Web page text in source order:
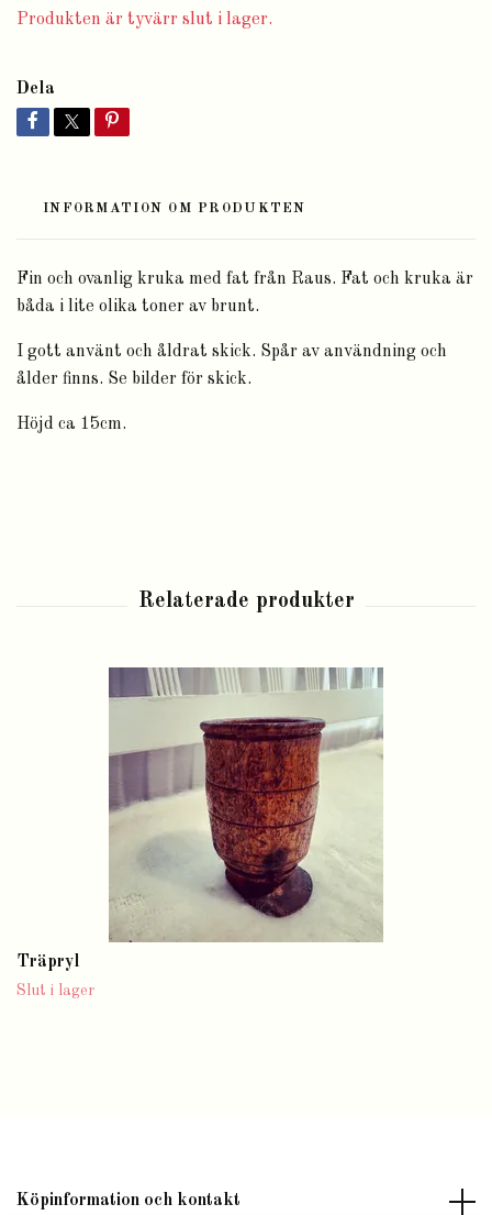
Produkten är tyvärr slut i lager.
Dela
INFORMATION OM PRODUKTEN
Fin och ovanlig kruka med fat från Raus. Fat och kruka är
båda i lite olika toner av brunt.
I gott använt och åldrat skick. Spår av användning och
ålder finns. Se bilder för skick.
Höjd ca 15cm.
Träpryl
Slut i lager
Köpinformation och kontakt